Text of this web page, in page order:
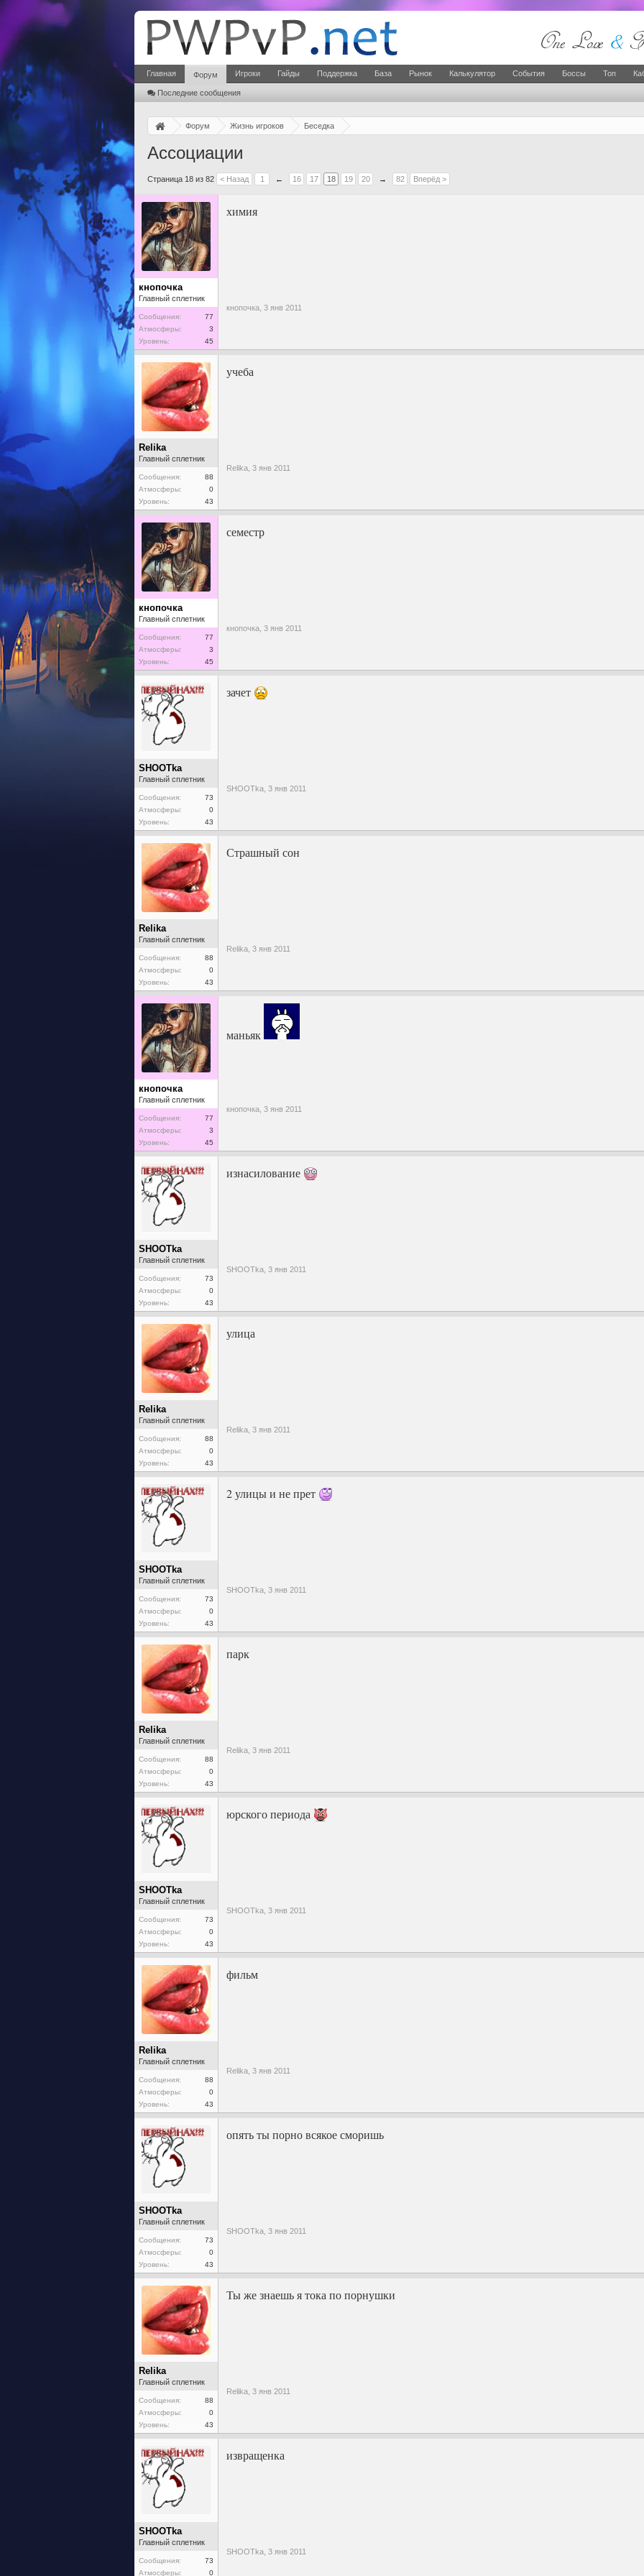
Главная Форум
Последние сообщения
Игроки Гайды Поддержка База Рынок Калькулятор События Боссы Топ
Форум Жизнь игроков Беседка
Ассоциации
Страница 18 из 82 < Назад 1 ← 16 17 18 19 20 → 82 Вперёд >
кнопочка
Главный сплетник
Сообщения:
77
Атмосферы:
3
Уровень:
45
химия
кнопочка, 3 янв 2011
Relika
Главный сплетник
Сообщения:
88
Атмосферы:
0
Уровень:
43
учеба
Relika, 3 янв 2011
кнопочка
Главный сплетник
Сообщения:
77
Атмосферы:
3
Уровень:
45
семестр
кнопочка, 3 янв 2011
SHOOTka
Главный сплетник
Сообщения:
73
Атмосферы:
0
Уровень:
43
зачет
SHOOTka, 3 янв 2011
Relika
Главный сплетник
Сообщения:
88
Атмосферы:
0
Уровень:
43
Страшный сон
Relika, 3 янв 2011
кнопочка
Главный сплетник
Сообщения:
77
Атмосферы:
3
Уровень:
45
маньяк
кнопочка, 3 янв 2011
SHOOTka
Главный сплетник
Сообщения:
73
Атмосферы:
0
Уровень:
43
изнасилование
SHOOTka, 3 янв 2011
Relika
Главный сплетник
Сообщения:
88
Атмосферы:
0
Уровень:
43
улица
Relika, 3 янв 2011
SHOOTka
Главный сплетник
Сообщения:
73
Атмосферы:
0
Уровень:
43
2 улицы и не прет
SHOOTka, 3 янв 2011
Relika
Главный сплетник
Сообщения:
88
Атмосферы:
0
Уровень:
43
парк
Relika, 3 янв 2011
SHOOTka
Главный сплетник
Сообщения:
73
Атмосферы:
0
Уровень:
43
юрского периода
SHOOTka, 3 янв 2011
Relika
Главный сплетник
Сообщения:
88
Атмосферы:
0
Уровень:
43
фильм
Relika, 3 янв 2011
SHOOTka
Главный сплетник
Сообщения:
73
Атмосферы:
0
Уровень:
43
опять ты порно всякое сморишь
SHOOTka, 3 янв 2011
Relika
Главный сплетник
Сообщения:
88
Атмосферы:
0
Уровень:
43
Ты же знаешь я тока по порнушки
Relika, 3 янв 2011
SHOOTka
Главный сплетник
Сообщения:
73
Атмосферы:
0
извращенка
SHOOTka, 3 янв 2011